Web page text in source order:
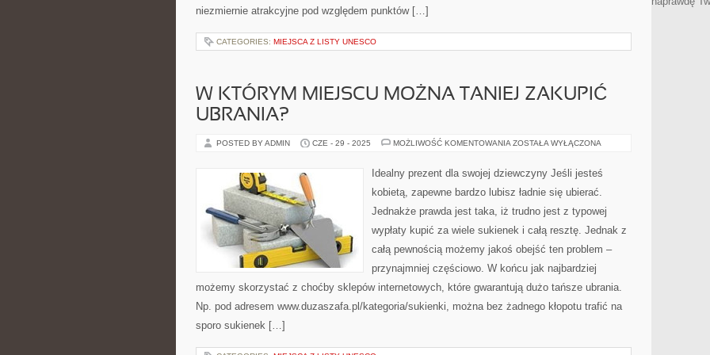
niezmiernie atrakcyjne pod względem punktów […]
CATEGORIES: MIEJSCA Z LISTY UNESCO
W KTÓRYM MIEJSCU MOŻNA TANIEJ ZAKUPIĆ
UBRANIA?
POSTED BY ADMIN CZE - 29 - 2025 MOŻLIWOŚĆ KOMENTOWANIA W
TANIEJ
UBRANIA?
ZOSTAŁA WYŁĄCZONA
Idealny prezent dla swojej dziewczyny Jeśli jesteś
kobietą, zapewne bardzo lubisz ładnie się ubierać.
Jednakże prawda jest taka, iż trudno jest z typowej
wypłaty kupić za wiele sukienek i całą resztę. Jednak z
całą pewnością możemy jakoś obejść ten problem –
przynajmniej częściowo. W końcu jak najbardziej
możemy skorzystać z choćby sklepów internetowych, które gwarantują dużo tańsze ubrania.
Np. pod adresem www.duzaszafa.pl/kategoria/sukienki, można bez żadnego kłopotu trafić na
sporo sukienek […]